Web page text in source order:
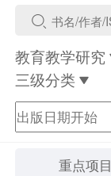
教育教学研究
三级分类
重点项目